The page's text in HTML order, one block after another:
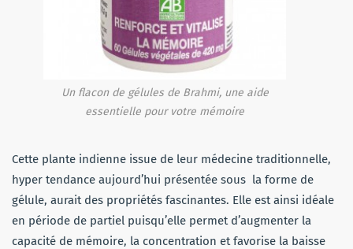
Un flacon de gélules de Brahmi, une aide
essentielle pour votre mémoire
Cette plante indienne issue de leur médecine traditionnelle,
hyper tendance aujourd’hui présentée sous la forme de
gélule, aurait des propriétés fascinantes. Elle est ainsi idéale
en période de partiel puisqu’elle permet d’augmenter la
capacité de mémoire, la concentration et favorise la baisse